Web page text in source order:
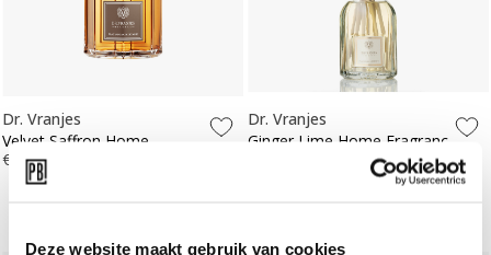
Deze website maakt gebruik van cookies
Dr. Vranjes
Velvet Saffron Home
Fragrance Sticks 500ml
€ 118,00
Dr. Vranjes
Ginger Lime Home Fragrance